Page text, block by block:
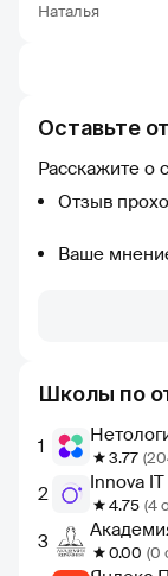
Оставьте
Расскажите о
Отзыв
Ваше
Школы по
1 3.77
2 Innova
4.75 (4
3 0.00 (0
Наталья